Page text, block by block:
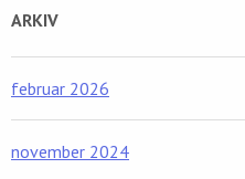
ARKIV
februar 2026
november 2024